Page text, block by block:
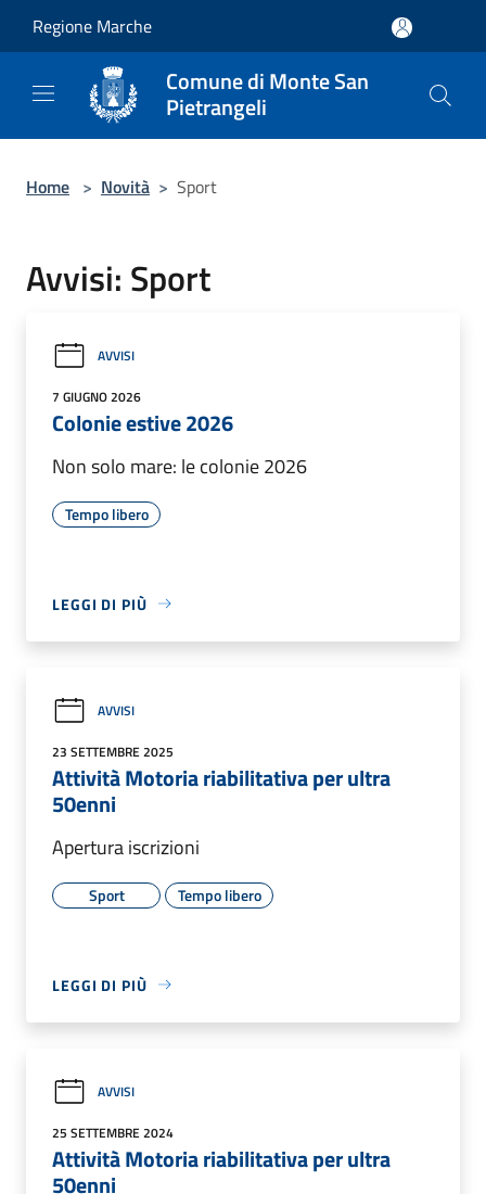
Regione Marche
Comune di Monte San
Pietrangeli
Home > Novità > Sport
Avvisi: Sport
AVVISI
7 GIUGNO 2026
Colonie estive 2026
Non solo mare: le colonie 2026
Tempo libero
LEGGI DI PIÙ
AVVISI
23 SETTEMBRE 2025
Attività Motoria riabilitativa per ultra
50enni
Apertura iscrizioni
Sport Tempo libero
LEGGI DI PIÙ
AVVISI
25 SETTEMBRE 2024
Attività Motoria riabilitativa per ultra
50enni